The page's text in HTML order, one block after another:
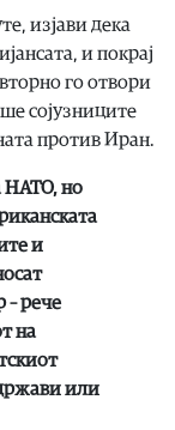
изјави дека
и покрај
го отвори
сојузниците
против Иран.
НАТО, но
и
– рече
на
или